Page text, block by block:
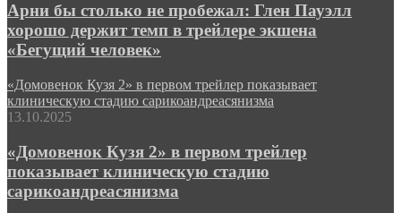
Арни бы столько не пробежал: Глен Пауэлл
хорошо держит темп в трейлере экшена
«Бегущий человек»
«Домовенок Кузя 2» в первом трейлер показывает
клиническую стадию сарикоандреасянизма
13.10.2025
«Домовенок Кузя 2» в первом трейлер
показывает клиническую стадию
сарикоандреасянизма